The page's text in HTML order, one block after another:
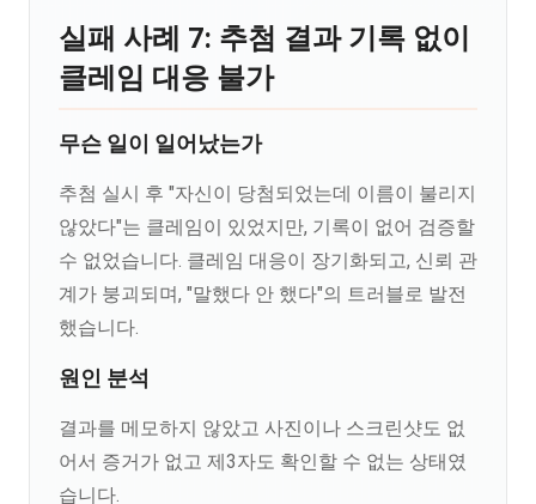
실패 사례 7: 추첨 결과 기록 없이
클레임 대응 불가
무슨 일이 일어났는가
추첨 실시 후 "자신이 당첨되었는데 이름이 불리지
않았다"는 클레임이 있었지만, 기록이 없어 검증할
수 없었습니다. 클레임 대응이 장기화되고, 신뢰 관
계가 붕괴되며, "말했다 안 했다"의 트러블로 발전
했습니다.
원인 분석
결과를 메모하지 않았고 사진이나 스크린샷도 없
어서 증거가 없고 제3자도 확인할 수 없는 상태였
습니다.